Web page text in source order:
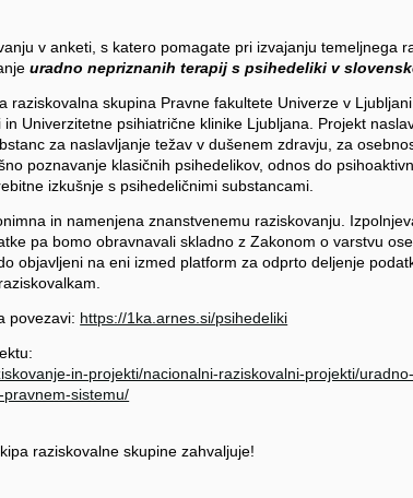
v anketi, s katero pomagate pri izvajanju temeljnega
uradno nepriznanih terapij s psihedeliki v
raziskovalna skupina Pravne fakultete Univerze v
Univerzitetne psihiatrične klinike Ljubljana. Projekt
za naslavljanje težav v dušenem zdravju, za
poznavanje klasičnih psihedelikov, odnos do
izkušnje s psihedeličnimi substancami.
in namenjena znanstvenemu raziskovanju.
pa bomo obravnavali skladno z Zakonom o varstvu
objavljeni na eni izmed platform za odprto deljenje
povezavi: https://1ka.arnes.si/psihedeliki
in-projekti/nacionalni-raziskovalni-projekti/
sistemu/
raziskovalne skupine zahvaljuje!